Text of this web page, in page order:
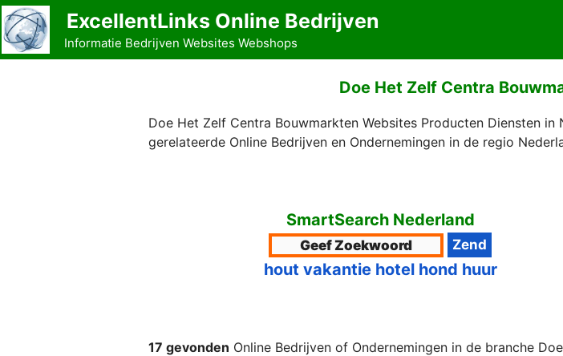
Ga
naar
de
ExcellentLinks Online Bedrijven
Informatie Bedrijven Websites Webshops
Doe Het Zelf Centra
Doe Het Zelf Centra Bouwmarkten Websites Producten Diensten
gerelateerde Online Bedrijven en Ondernemingen in de regio
SmartSearch Nederland
hout vakantie hotel hond huur
17 gevonden Online Bedrijven of Ondernemingen in de branche